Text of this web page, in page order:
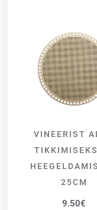
LISA
VINEERIST
25CM
9.50€